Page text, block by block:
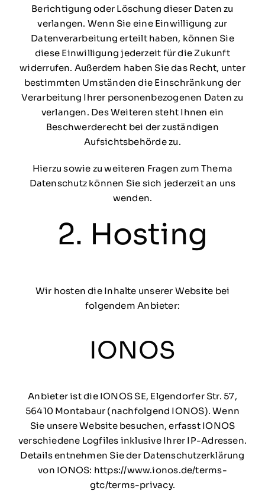
Berichtigung oder Löschung dieser Daten zu
verlangen. Wenn Sie eine Einwilligung zur
Datenverarbeitung erteilt haben, können Sie
diese Einwilligung jederzeit für die Zukunft
widerrufen. Außerdem haben Sie das Recht, unter
bestimmten Umständen die Einschränkung der
Verarbeitung Ihrer personenbezogenen Daten zu
verlangen. Des Weiteren steht Ihnen ein
Beschwerderecht bei der zuständigen
Aufsichtsbehörde zu.
Hierzu sowie zu weiteren Fragen zum Thema
Datenschutz können Sie sich jederzeit an uns
wenden.
2. Hosting
Wir hosten die Inhalte unserer Website bei
folgendem Anbieter:
IONOS
Anbieter ist die IONOS SE, Elgendorfer Str. 57,
56410 Montabaur (nachfolgend IONOS). Wenn
Sie unsere Website besuchen, erfasst IONOS
verschiedene Logfiles inklusive Ihrer IP-Adressen.
Details entnehmen Sie der Datenschutzerklärung
von IONOS: https://www.ionos.de/terms-
gtc/terms-privacy.